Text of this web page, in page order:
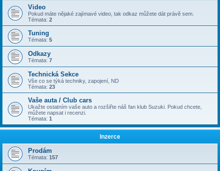
Video
Pokud máte nějaké zajímavé video, tak odkaz můžete dát právě sem.
Témata: 2
Tuning
Témata: 5
Odkazy
Témata: 7
Technická Sekce
Vše co se týká techniky, zapojení, ND
Témata: 23
Vaše auta / Club cars
Ukažte ostatním vaše auto a rozšiřte náš fan klub Suzuki. Pokud chcete,
můžete napsat i recenzi.
Témata: 1
Inzerce
Prodám
Témata: 157